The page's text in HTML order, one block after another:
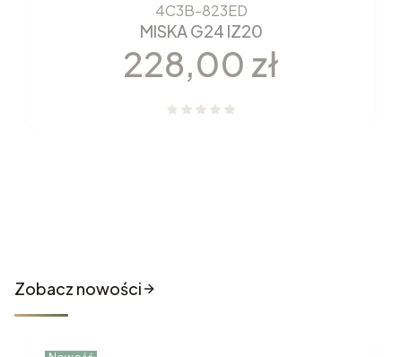
4C3B-823ED
MISKA G24 IZ20
Cena
228,00 zł
Zobacz nowości